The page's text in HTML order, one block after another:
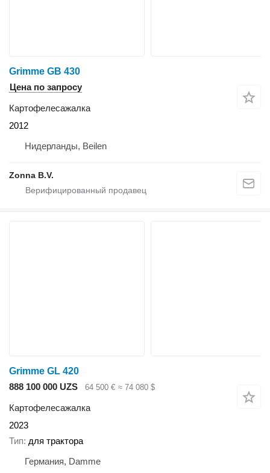
Grimme GB 430
Цена по запросу
Картофелесажалка
2012
Нидерланды, Beilen
Zonna B.V.
Grimme GL 420
888 100 000 UZS
64 500 € ≈ 74 080 $
Картофелесажалка
2023
Тип для трактора
Германия, Damme